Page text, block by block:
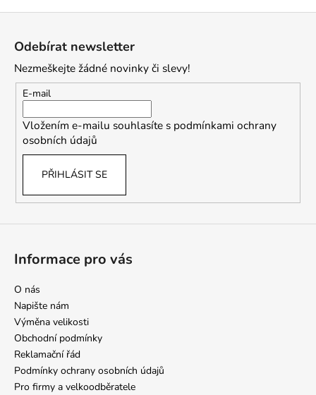
Odebírat newsletter
Nezmeškejte žádné novinky či slevy!
E-mail
Vložením e-mailu souhlasíte s podmínkami ochrany
osobních údajů
PŘIHLÁSIT SE
Informace pro vás
O nás
Napište nám
Výměna velikosti
Obchodní podmínky
Reklamační řád
Podmínky ochrany osobních údajů
Pro firmy a velkoodběratele